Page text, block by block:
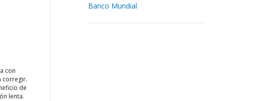
con
corregir.
de
lenta.
Banco Mundial